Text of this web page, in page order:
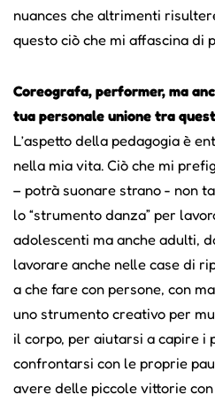
nuances che altrimenti
questo ciò che mi affascina di
Coreografa, performer, ma
tua personale unione tra
L’aspetto della pedagogia è
nella mia vita. Ciò che mi
– potrà suonare strano - non
lo “strumento danza” per
adolescenti ma anche adulti,
lavorare anche nelle case di
a che fare con persone, con
uno strumento creativo per
il corpo, per aiutarsi a capire i
confrontarsi con le proprie
avere delle piccole vittorie